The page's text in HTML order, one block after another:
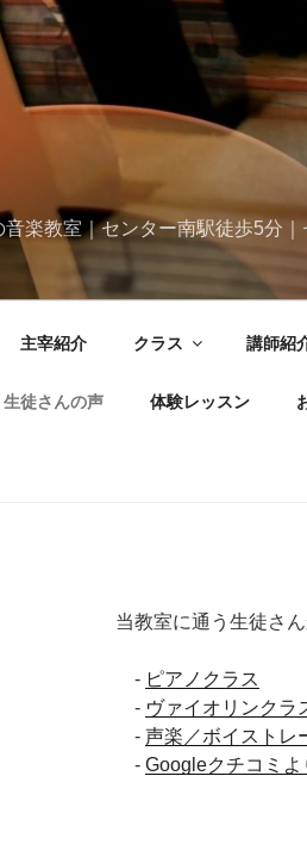
楽教室｜センター南駅徒歩5分
主宰紹介 クラス 講師紹
生徒さんの声 体験レッスン
当教室に通う生徒さ
- ピアノクラス
- ヴァイオリンクラ
- 声楽／ボイストレ
- Googleクチコミよ